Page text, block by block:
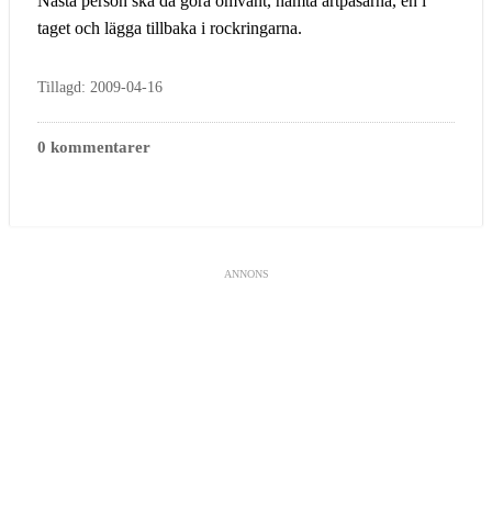
taget och lägga tillbaka i rockringarna.
Tillagd: 2009-04-16
0 kommentarer
ANNONS